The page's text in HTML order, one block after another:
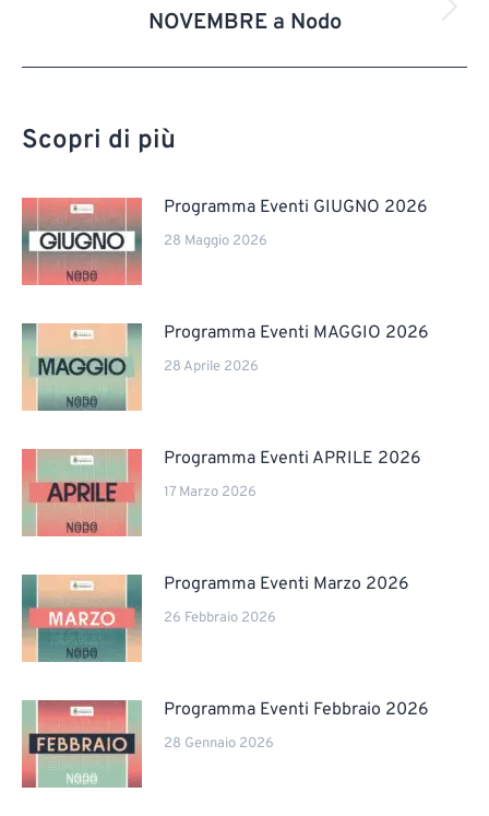
NOVEMBRE a Nodo
Scopri di più
Programma Eventi GIUGNO 2026
28 Maggio 2026
Programma Eventi MAGGIO 2026
28 Aprile 2026
Programma Eventi APRILE 2026
17 Marzo 2026
Programma Eventi Marzo 2026
26 Febbraio 2026
Programma Eventi Febbraio 2026
28 Gennaio 2026